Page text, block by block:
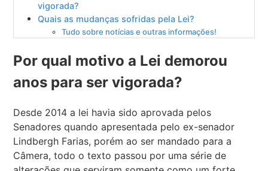
vigorada?
Quais as mudanças sofridas pela Lei?
Tudo sobre notícias e outras informações!
Por qual motivo a Lei demorou
anos para ser vigorada?
Desde 2014 a lei havia sido aprovada pelos
Senadores quando apresentada pelo ex-senador
Lindbergh Farias, porém ao ser mandado para a
Câmera, todo o texto passou por uma série de